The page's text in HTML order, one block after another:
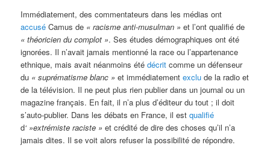
Immédiatement, des commentateurs dans les médias ont
accusé Camus de « racisme anti-musulman » et l’ont qualifié de
« théoricien du complot ». Ses études démographiques ont été
ignorées. Il n’avait jamais mentionné la race ou l’appartenance
ethnique, mais avait néanmoins étédécrit comme un défenseur
du « suprématisme blanc » et immédiatementexclu de la radio et
de la télévision. Il ne peut plus rien publier dans un journal ou un
magazine français. En fait, il n’a plus d’éditeur du tout ; il doit
s’auto-publier. Dans les débats en France, il estqualifié
d‘ »extrémiste raciste » et crédité de dire des choses qu’il n’a
jamais dites. Il se voit alors refuser la possibilité de répondre.